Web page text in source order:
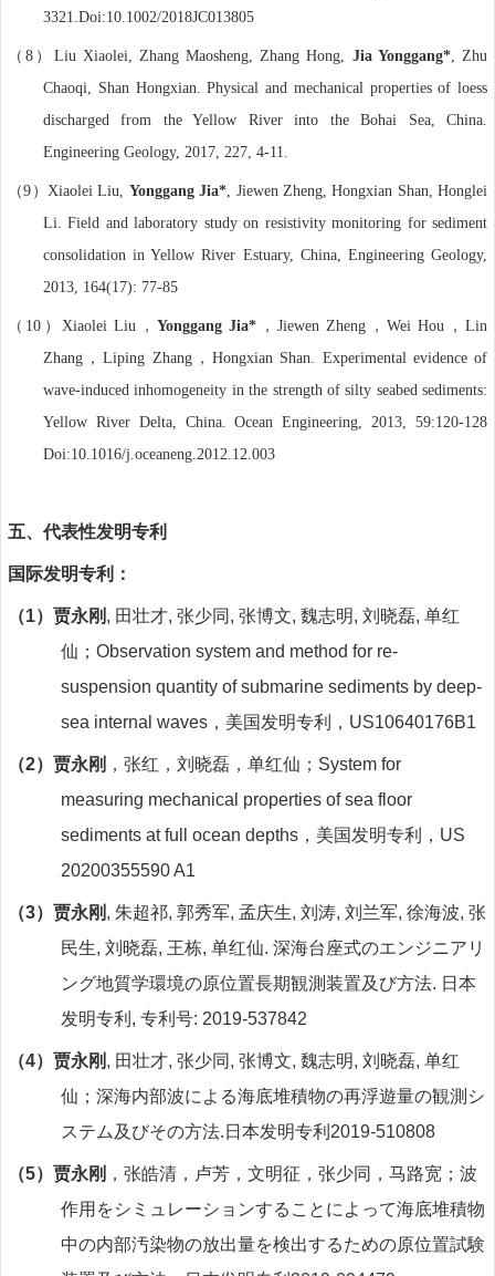
3321.Doi:10.1002/2018JC013805
（8 ） Liu Xiaolei, Zhang Maosheng, Zhang Hong, Jia Yonggang*, Zhu
Chaoqi, Shan Hongxian. Physical and mechanical properties of loess
discharged from the Yellow River into the Bohai Sea, China.
Engineering Geology, 2017, 227, 4-11.
（9 ） Xiaolei Liu, Yonggang Jia* , Jiewen Zheng, Hongxian Shan, Honglei
Li. Field and laboratory study on resistivity monitoring for sediment
consolidation in Yellow River Estuary, China, Engineering Geology,
2013, 164(17): 77-85
（ 10 ） Xiaolei Liu ，Yonggang Jia* ，Jiewen Zheng ，Wei Hou ，Lin
Zhang ，Liping Zhang，Hongxian Shan. Experimental evidence of
wave-induced inhomogeneity in the strength of silty seabed sediments:
Yellow River Delta, China. Ocean Engineering, 2013, 59:120-128
Doi:10.1016/j.oceaneng.2012.12.003
五、 代表性发明专利
国际发明专利：
（1） 贾永刚 , 田壮才, 张少同 , 张博文, 魏志明, 刘晓磊, 单红
仙； Observation system and method for re-
suspension quantity of submarine sediments by deep-
sea internal waves ，美国发明专利， US10640176B1
（2） 贾永刚 ，张红，刘晓磊，单红仙； System for
measuring mechanical properties of sea floor
sediments at full ocean depths ，美国发明专利， US
20200355590 A1
（3） 贾永刚 , 朱超祁, 郭秀军, 孟庆生, 刘涛, 刘兰军, 徐海波, 张
民生, 刘晓磊, 王栋, 单红仙. 深海台座式のエンジニアリ
ング地質学環境の原位置長期観測装置及び方法. 日本
发明专利 , 专利号: 2019-537842
（4） 贾永刚 , 田壮才, 张少同 , 张博文, 魏志明, 刘晓磊, 单红
仙；深海内部波による海底堆積物の再浮遊量の観測シ
ステム及びその方法. 日本发明专利 2019-510808
（5） 贾永刚 ，张皓清，卢芳，文明征，张少同，马路宽；波
作用をシミュレーションすることによって海底堆積物
中の内部汚染物の放出量を検出するための原位置試験